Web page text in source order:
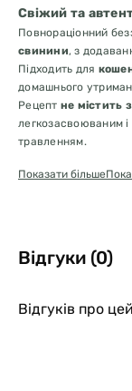
Свіжий та
Повнораціонний
свинини, з
Підходить для
домашнього
Рецепт не містить
легкозасвоюваним
травленням.
🐾Переваги
шкіри, блиск і
Глюкозамін і
Показати більше
Відгуки (0)
Відгуків про